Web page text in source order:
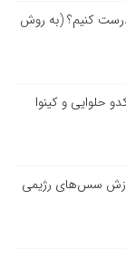
کنیم؟ (به روش
حلوایی و کینوا
سس‌های رژیمی